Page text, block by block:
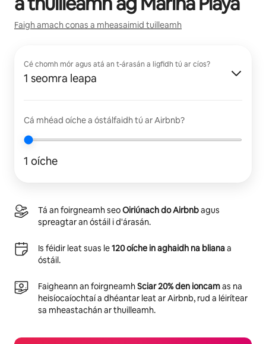
Faigh amach conas a mheasaimid tuilleamh
Cé chomh mór agus atá an t-árasán a ligfidh tú ar cíos?
1 seomra leapa
Cá mhéad oíche a óstálfaidh tú ar Airbnb?
1 oíche
Tá an foirgneamh seoOiriúnach do Airbnbagus
spreagtar an óstáil i d'árasán.
Is féidir leat suas le120 oíche in aghaidh na blianaa
óstáil.
Faigheann an foirgneamhSciar 20% den ioncamas na
heisíocaíochtaí a dhéantar leat ar Airbnb, rud a léirítear
sa mheastachán ar thuilleamh.